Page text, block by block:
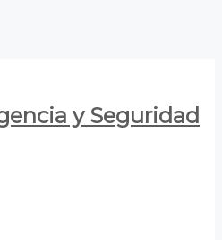
y Seguridad